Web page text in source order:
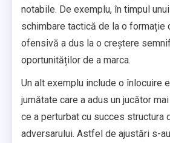
notabile. De exemplu, în timpul
schimbare tactică de la o formație
ofensivă a dus la o creștere
oportunităților de a marca.
Un alt exemplu include o înlocuire
jumătate care a adus un jucător
ce a perturbat cu succes structura
adversarului. Astfel de ajustări s-